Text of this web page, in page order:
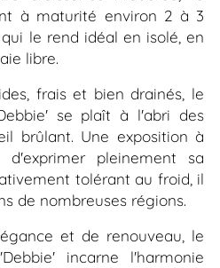
à maturité environ 2 à 3
le rend idéal en isolé, en
libre.
frais et bien drainés, le
se plaît à l'abri des
brûlant. Une exposition à
pleinement sa
tolérant au froid, il
de nombreuses régions.
et de renouveau, le
incarne l'harmonie